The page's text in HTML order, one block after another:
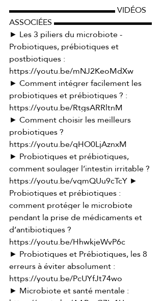
▬▬▬▬▬▬▬▬▬▬▬▬▬ VIDÉOS
ASSOCIÉES ▬▬▬▬▬▬▬▬▬▬▬▬
► Les 3 piliers du microbiote -
Probiotiques, prébiotiques et
postbiotiques :
https://youtu.be/mNJ2KeoMdXw
► Comment intégrer facilement les
probiotiques et prébiotiques ? :
https://youtu.be/RtgsARRltnM
► Comment choisir les meilleurs
probiotiques ?
https://youtu.be/qHO0LjAznxM
► Probiotiques et prébiotiques,
comment soulager l’intestin irritable ?
https://youtu.be/vqmQUu9cTcY ►
Probiotiques et prébiotiques :
comment protéger le microbiote
pendant la prise de médicaments et
d’antibiotiques ?
https://youtu.be/HhwkjeWvP6c
► Probiotiques et Prébiotiques, les 8
erreurs à éviter absolument :
https://youtu.be/PcUYfJt74wo
► Microbiote et santé mentale :